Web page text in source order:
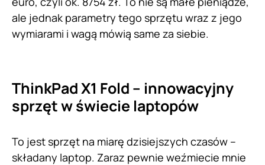
ale jednak parametry tego sprzętu wraz z jego
wymiarami i wagą mówią same za siebie.
ThinkPad X1 Fold – innowacyjny
sprzęt w świecie laptopów
To jest sprzęt na miarę dzisiejszych czasów –
składany laptop. Zaraz pewnie weźmiecie mnie